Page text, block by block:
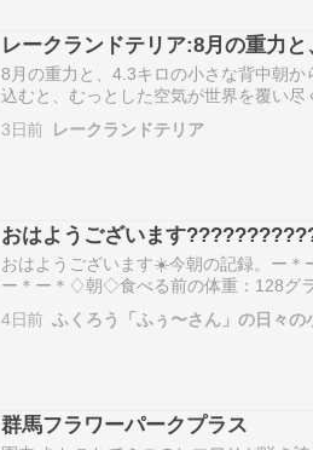
レークランドテリア:8月の重力
8月の重力と、4.3キロの小さな背中朝
込むと、むっとした空気が世界を覆い
ない蒸し暑さだ 。今朝、16歳になるレ
げて体重計に乗せると、デジタル表示
3日前 レークランドテリア
おはようございます
おはようございます☀️今朝の記録。ー＊
ー＊ー＊♢朝◇食べる前の体重：128グ
ズラサプリ：なし食べた量：5グラムペ
＊ー＊ー＊ー＊ー＊ー＊♪ふぅ〜さんの
4日前 ふくろう「ふぅ〜さん」の日々の
群馬フラワーパークプラス